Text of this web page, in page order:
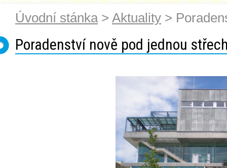
Úvodní stánka> Aktuality >
Poradenství nově pod jednou